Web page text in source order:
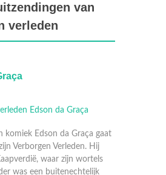
van
verleden
Bruijs
2023